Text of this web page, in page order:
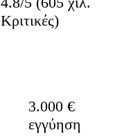
Κριτικές)
3.000 €
εγγύηση